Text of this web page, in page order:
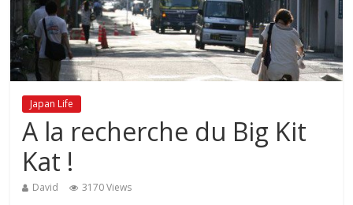
Japan Life
A la recherche du Big Kit
Kat !
David 3170 Views